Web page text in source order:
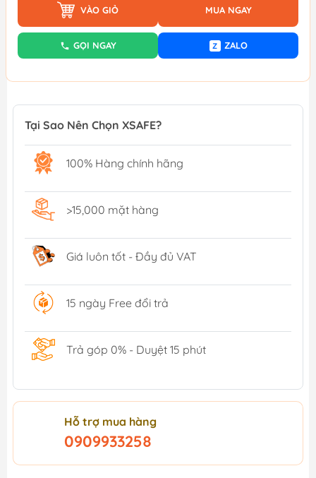
VÀO GIỎ MUA NGAY
GỌI NGAY Z ZALO
Tại Sao Nên Chọn XSAFE?
100% Hàng chính hãng
>15,000 mặt hàng
Giá luôn tốt - Đầy đủ VAT
15 ngày Free đổi trả
Trả góp 0% - Duyệt 15 phút
Hỗ trợ mua hàng
0909933258